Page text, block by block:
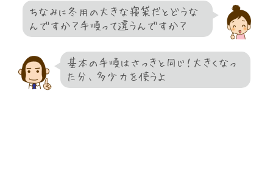
ちなみに冬用の大きな寝袋だとどうな
んですか？手順って違うんですか？
基本の手順はさっきと同じ！大きくなっ
た分、多少力を使うよ